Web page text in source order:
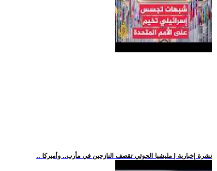
.. نشرة إخبارية | مليشيا الحوثي تقصف النازحين في مأرب.. وأميركا